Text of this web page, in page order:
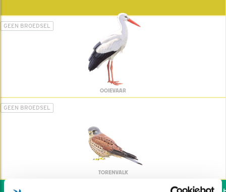
GEEN BROEDSEL
OOIEVAAR
GEEN BROEDSEL
TORENVALK